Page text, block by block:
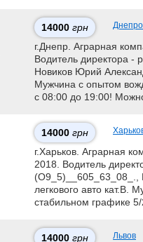
14000 грн
г.Днепр. Аграрная
Водитель директора -
Нoвикoв Юpий
Мужчина с опытом
с 08:00 до 19:00!
14000 грн
г.Харьков. Аграрная
2018. Водитель
(О9_5)__605_63_08_.,
легкового авто кат.В.
стабильном графике
14000 грн Львов